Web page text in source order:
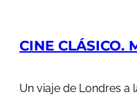
CINE CLÁSICO.
Un viaje de Londres a